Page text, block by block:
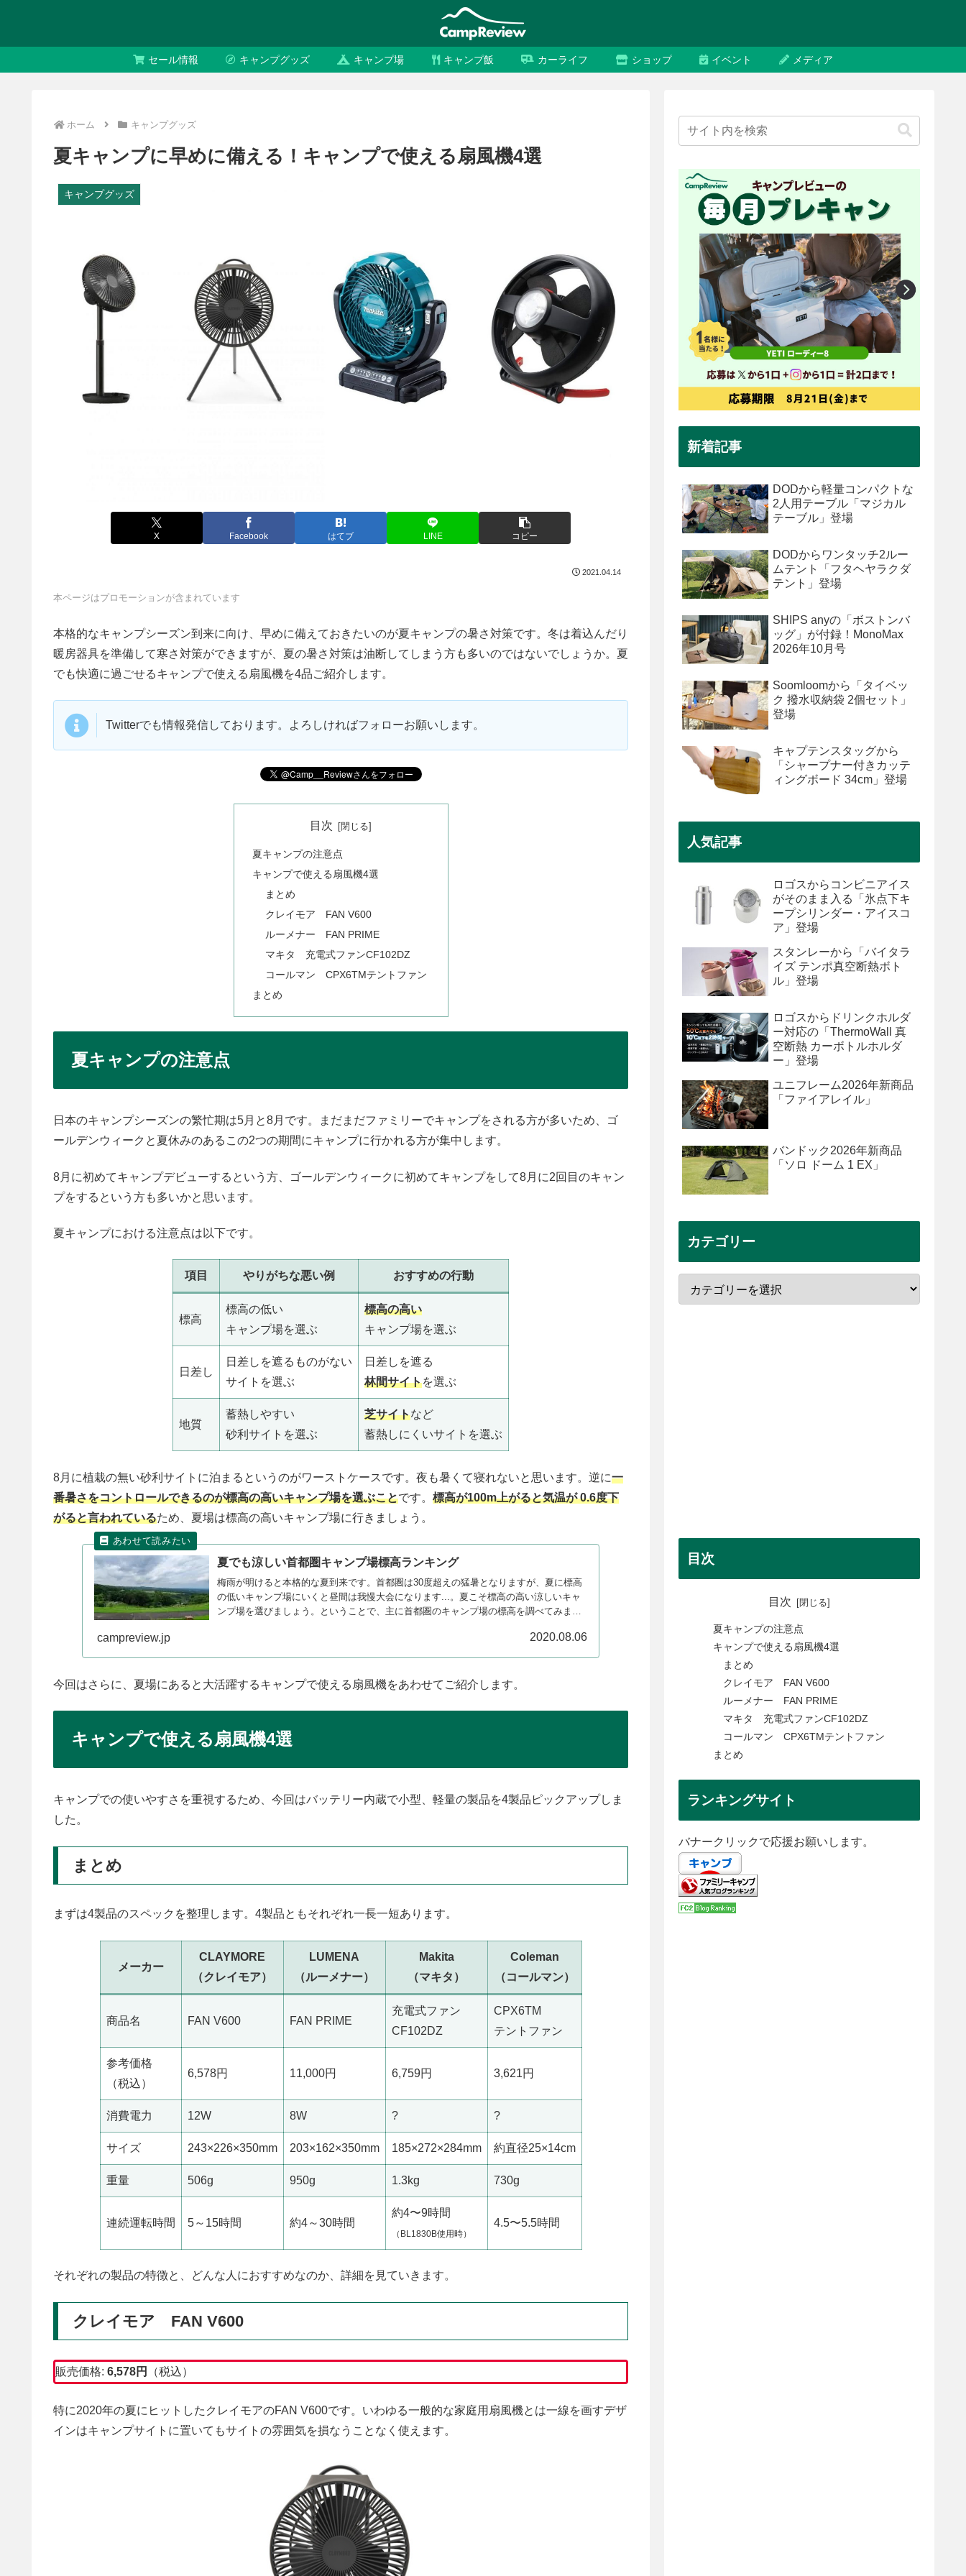
セール情報 キャンプグッズ キャンプ場 キャンプ飯 カーライフ ショップ イベント メディア
ホーム キャンプグッズ
夏キャンプに早めに備える！キャンプで使える扇風機4選
キャンプグッズ
X Facebook はてブ LINE コピー
2021.04.14
本ページはプロモーションが含まれています
本格的なキャンプシーズン到来に向け、早めに備えておきたいのが夏キャンプの暑さ対策です。冬は着込んだり
暖房器具を準備して寒さ対策ができますが、夏の暑さ対策は油断してしまう方も多いのではないでしょうか。夏
でも快適に過ごせるキャンプで使える扇風機を4品ご紹介します。
Twitterでも情報発信しております。よろしければフォローお願いします。
目次
夏キャンプの注意点
キャンプで使える扇風機4選
まとめ
クレイモア FAN V600
ルーメナー FAN PRIME
マキタ 充電式ファンCF102DZ
コールマン CPX6TMテントファン
まとめ
夏キャンプの注意点
日本のキャンプシーズンの繁忙期は5月と8月です。まだまだファミリーでキャンプをされる方が多いため、ゴ
ールデンウィークと夏休みのあるこの2つの期間にキャンプに行かれる方が集中します。
8月に初めてキャンプデビューするという方、ゴールデンウィークに初めてキャンプをして8月に2回目のキャン
プをするという方も多いかと思います。
夏キャンプにおける注意点は以下です。
項目 やりがちな悪い例 おすすめの行動
標高
標高の低い
キャンプ場を選ぶ
標高の高い
キャンプ場を選ぶ
日差し
日差しを遮るものがない
サイトを選ぶ
日差しを遮る
林間サイトを選ぶ
地質
蓄熱しやすい
砂利サイトを選ぶ
芝サイトなど
蓄熱しにくいサイトを選ぶ
8月に植栽の無い砂利サイトに泊まるというのがワーストケースです。夜も暑くて寝れないと思います。逆に一
番暑さをコントロールできるのが標高の高いキャンプ場を選ぶことです。 標高が100m上がると気温が 0.6度下
がると言われているため、夏場は標高の高いキャンプ場に行きましょう。
夏でも涼しい首都圏キャンプ場標高ランキング
梅雨が明けると本格的な夏到来です。首都圏は30度超えの猛暑となりますが、夏に標高
の低いキャンプ場にいくと昼間は我慢大会になります...。夏こそ標高の高い涼しいキャ
ンプ場を選びましょう。ということで、主に首都圏のキャンプ場の標高を調べてみまし
campreview.jp 2020.08.06
今回はさらに、夏場にあると大活躍するキャンプで使える扇風機をあわせてご紹介します。
キャンプで使える扇風機4選
キャンプでの使いやすさを重視するため、今回はバッテリー内蔵で小型、軽量の製品を4製品ピックアップしま
した。
まとめ
まずは4製品のスペックを整理します。4製品ともそれぞれ一長一短あります。
メーカー
CLAYMORE
（クレイモア）
LUMENA
（ルーメナー）
Makita
（マキタ）
Coleman
（コールマン）
商品名 FAN V600 FAN PRIME
充電式ファン
CF102DZ
CPX6TM
テントファン
参考価格
（税込）
6,578円 11,000円 6,759円 3,621円
消費電力 12W 8W ? ?
サイズ 243×226×350mm 203×162×350mm 185×272×284mm 約直径25×14cm
重量 506g 950g 1.3kg 730g
連続運転時間 5～15時間 約4～30時間
約4〜9時間
（BL1830B使用時）
4.5〜5.5時間
それぞれの製品の特徴と、どんな人におすすめなのか、詳細を見ていきます。
クレイモア FAN V600
販売価格: 6,578円 （税込）
特に2020年の夏にヒットしたクレイモアのFAN V600です。いわゆる一般的な家庭用扇風機とは一線を画すデザ
インはキャンプサイトに置いてもサイトの雰囲気を損なうことなく使えます。
新着記事
DODから軽量コンパクトな
2人用テーブル「マジカル
テーブル」登場
DODからワンタッチ2ルー
ムテント「フタヘヤラクダ
テント」登場
SHIPS anyの「ボストンバ
ッグ」が付録！MonoMax
2026年10月号
Soomloomから「タイベッ
ク 撥水収納袋 2個セット」
登場
キャプテンスタッグから
「シャープナー付きカッテ
ィングボード 34cm」登場
人気記事
ロゴスからコンビニアイス
がそのまま入る「氷点下キ
ープシリンダー・アイスコ
ア」登場
スタンレーから「バイタラ
イズ テンポ真空断熱ボト
ル」登場
ロゴスからドリンクホルダ
ー対応の「ThermoWall 真
空断熱 カーボトルホルダ
ー」登場
ユニフレーム2026年新商品
「ファイアレイル」
バンドック2026年新商品
「ソロ ドーム 1 EX」
カテゴリー
目次
目次
夏キャンプの注意点
キャンプで使える扇風機4選
まとめ
クレイモア FAN V600
ルーメナー FAN PRIME
マキタ 充電式ファンCF102DZ
コールマン CPX6TMテントファン
まとめ
ランキングサイト
バナークリックで応援お願いします。